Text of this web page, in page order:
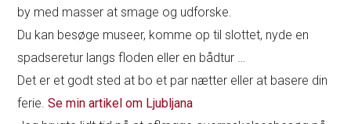
by med masser at smage og udforske.
Du kan besøge museer, komme op til slottet, nyde en
spadseretur langs floden eller en bådtur …
Det er et godt sted at bo et par nætter eller at basere din
ferie.Se min artikel om Ljubljana